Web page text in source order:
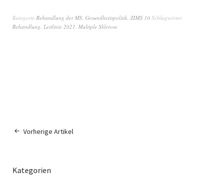
Kategorie Behandlung der MS, Gesundheitspolitik, ZIMS 10 Schlagwörter
Behandlung, Leitlinie 2021, Multiple Sklerose
Vorherige Artikel
Kategorien